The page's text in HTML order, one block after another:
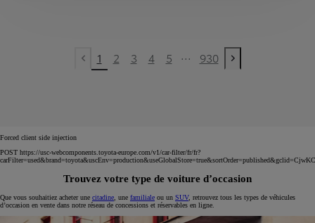
Previous page
1 2 3 4 5 ... 930
Next page
Forced client side injection
POST https://usc-webcomponents.toyota-europe.com/v1/car-filter/fr/fr?
Trouvez votre type de voiture d’occasion
Que vous souhaitiez acheter une citadine , une familiale ou un SUV, retrouvez tous les types de véhicules
d’occasion en vente dans notre réseau de concessions et réservables en ligne.